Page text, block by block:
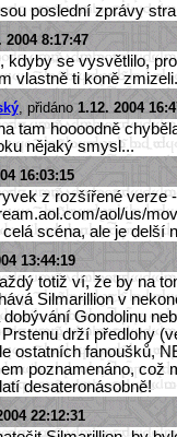
poslední zprávy
2004 8:17:47
kdyby se vysvětlilo,
vlastně ti koně
, přidáno 1.12. 2004
tam hoooodně
nějaký smysl...
16:03:15
z rozšířené verze
aol/us/
scéna, ale je delší
13:44:19
totiž ví, že by na
Silmarillion v
Gondolinu
drží předlohy
ostatních fanoušků,
poznamenáno, což
desateronásobně!
22:12:31